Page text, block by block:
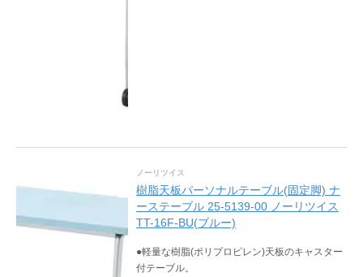
ノーリツイス
樹脂天板パーソナルテーブル(固定脚) ナ
ーステーブル 25-5139-00 ノーリツイス
TT-16F-BU(ブルー)
●軽量な樹脂(ポリプロピレン)天板のキャスター
付テーブル。